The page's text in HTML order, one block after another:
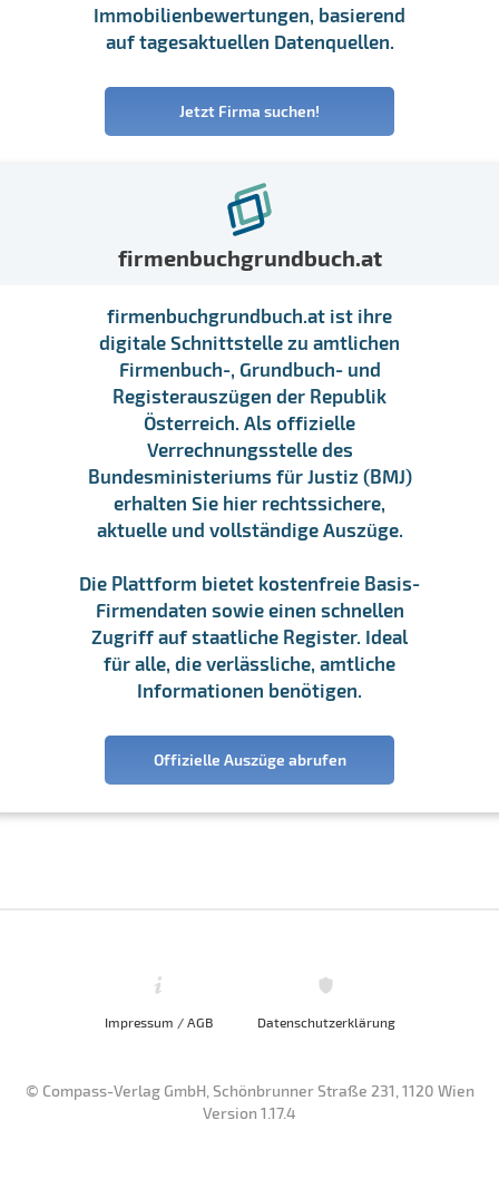
Immobilienbewertungen, basierend
auf tagesaktuellen Datenquellen.
Jetzt Firma suchen!
firmenbuchgrundbuch.at
firmenbuchgrundbuch.at ist ihre
digitale Schnittstelle zu amtlichen
Firmenbuch-, Grundbuch- und
Registerauszügen der Republik
Österreich. Als offizielle
Verrechnungsstelle des
Bundesministeriums für Justiz (BMJ)
erhalten Sie hier rechtssichere,
aktuelle und vollständige Auszüge.
Die Plattform bietet kostenfreie Basis-
Firmendaten sowie einen schnellen
Zugriff auf staatliche Register. Ideal
für alle, die verlässliche, amtliche
Informationen benötigen.
Offizielle Auszüge abrufen
Impressum / AGB Datenschutzerklärung
© Compass-Verlag GmbH, Schönbrunner Straße 231, 1120 Wien
Version 1.17.4